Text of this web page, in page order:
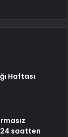
Haftası
saatten